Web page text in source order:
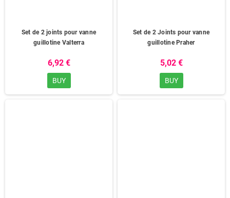
Set de 2 joints pour vanne
guillotine Valterra
6,92 €
BUY
Set de 2 Joints pour vanne
guillotine Praher
5,02 €
BUY